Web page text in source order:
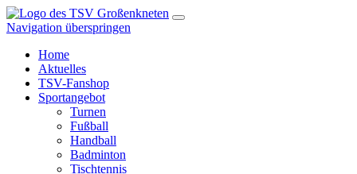
Navigation überspringen
Home
Aktuelles
TSV-Fanshop
Sportangebot
Turnen
Fußball
Handball
Badminton
Tischtennis